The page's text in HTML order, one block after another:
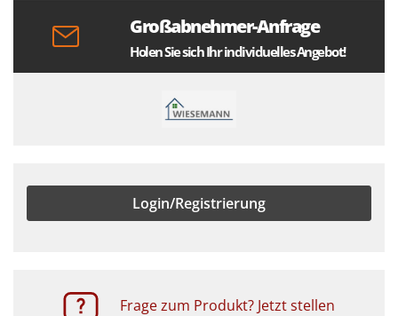
Großabnehmer-Anfrage
Holen Sie sich Ihr individuelles Angebot!
Login/Registrierung
Frage zum Produkt? Jetzt stellen